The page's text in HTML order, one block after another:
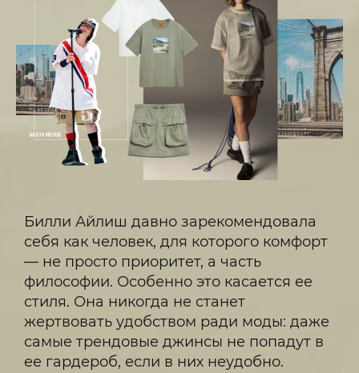
Билли Айлиш давно зарекомендовала
себя как человек, для которого комфорт
— не просто приоритет, а часть
философии. Особенно это касается ее
стиля. Она никогда не станет
жертвовать удобством ради моды: даже
самые трендовые джинсы не попадут в
ее гардероб, если в них неудобно.